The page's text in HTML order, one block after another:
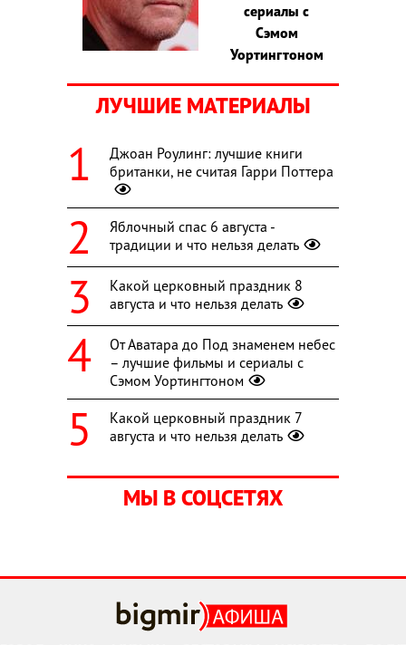
сериалы с
Сэмом
Уортингтоном
ЛУЧШИЕ МАТЕРИАЛЫ
Джоан Роулинг: лучшие книги
британки, не считая Гарри Поттера
Яблочный спас 6 августа -
традиции и что нельзя делать
Какой церковный праздник 8
августа и что нельзя делать
От Аватара до Под знаменем небес
– лучшие фильмы и сериалы с
Сэмом Уортингтоном
Какой церковный праздник 7
августа и что нельзя делать
МЫ В СОЦСЕТЯХ